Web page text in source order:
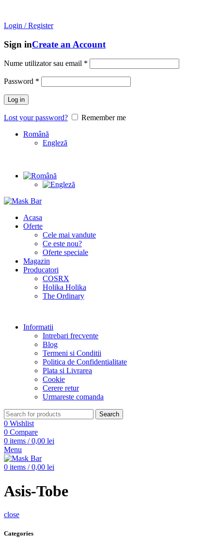
Login / Register
Sign inCreate an Account
Nume utilizator sau email *
Password *
Log in
Lost your password?
Remember me
Română
Engleză
Acasa
Oferte
Cele mai vandute
Ce este nou?
Oferte speciale
Magazin
Producatori
COSRX
Holika Holika
The Ordinary
Informatii
Intrebari frecvente
Blog
Termeni si Conditii
Politica de Confidentialitate
Plata si Livrarea
Cookie
Cerere retur
Urmareste comanda
Search
0 Wishlist
0 Compare
0 items / 0,00 lei
Menu
0 items / 0,00 lei
Asis-Tobe
close
Categories